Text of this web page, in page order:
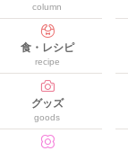
column
食・レシピ
recipe
グッズ
goods